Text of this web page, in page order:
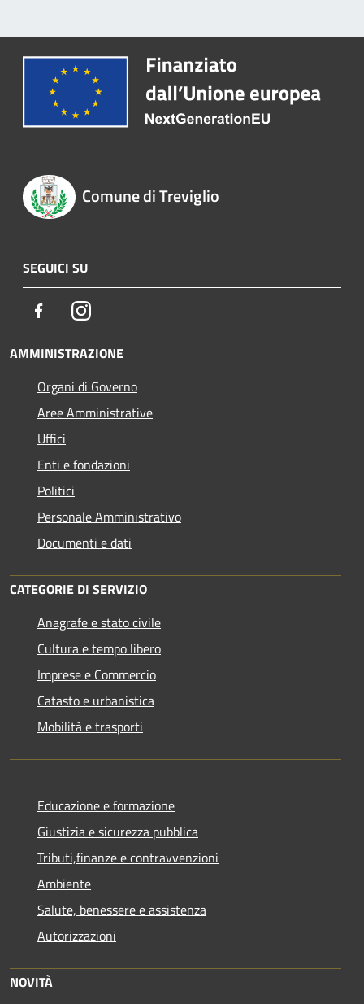
Comune di Treviglio
SEGUICI SU
FacebookInstagram
AMMINISTRAZIONE
Organi di Governo
Aree Amministrative
Uffici
Enti e fondazioni
Politici
Personale Amministrativo
Documenti e dati
CATEGORIE DI SERVIZIO
Anagrafe e stato civile
Cultura e tempo libero
Imprese e Commercio
Catasto e urbanistica
Mobilità e trasporti
Educazione e formazione
Giustizia e sicurezza pubblica
Tributi,finanze e contravvenzioni
Ambiente
Salute, benessere e assistenza
Autorizzazioni
NOVITÀ